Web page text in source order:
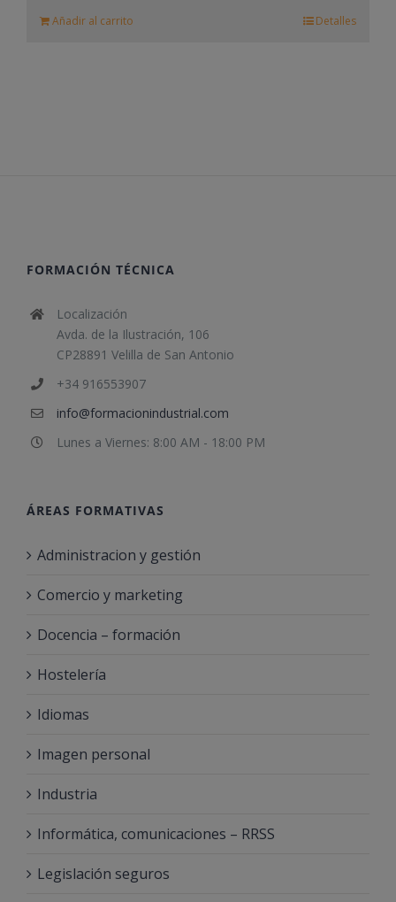
Añadir al carrito Detalles
FORMACIÓN TÉCNICA
Localización
Avda. de la Ilustración, 106
CP28891 Velilla de San Antonio
+34 916553907
info@formacionindustrial.com
Lunes a Viernes: 8:00 AM - 18:00 PM
ÁREAS FORMATIVAS
Administracion y gestión
Comercio y marketing
Docencia – formación
Hostelería
Idiomas
Imagen personal
Industria
Informática, comunicaciones – RRSS
Legislación seguros